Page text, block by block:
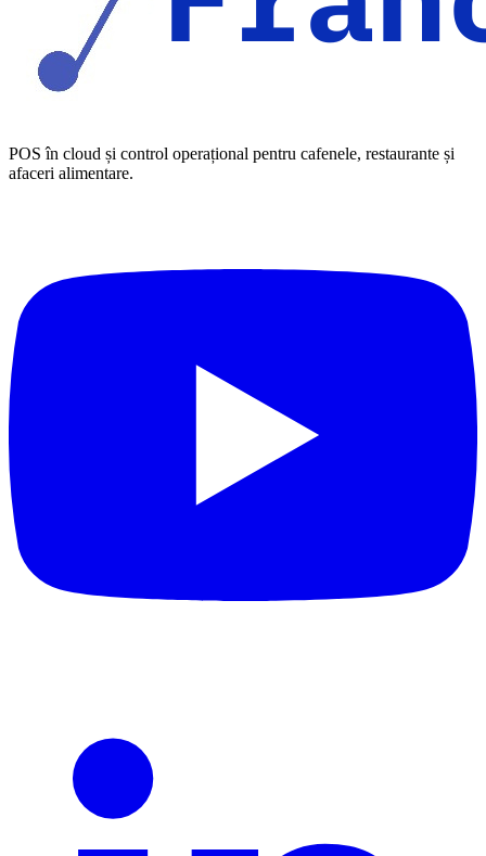
POS în cloud și control operațional pentru cafenele, restaurante și
afaceri alimentare.